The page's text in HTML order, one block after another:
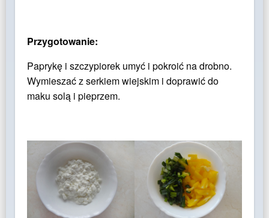
Przygotowanie:
Paprykę i szczypiorek umyć i pokroić na drobno.
Wymieszać z serkiem wiejskim i doprawić do
maku solą i pieprzem.